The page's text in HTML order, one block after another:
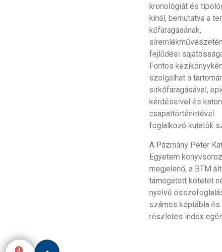
kronológiát és
kínál, bemutatva a
kőfaragásának,
fejlődési
Fontos
szolgálhat a
sírkőfaragásával,
kérdéseivel és
csapattörténetével
foglalkozó kutatók
A Pázmány Péter
Egyetem
megjelenő, a BTM
támogatott kötetet
nyelvű
számos képtábla és
részletes index
0